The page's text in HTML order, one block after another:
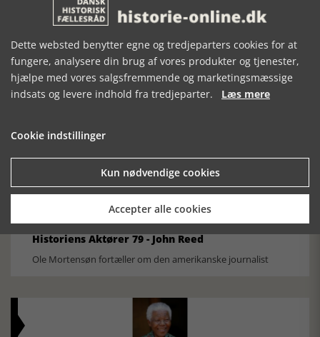
Historisk festival i Faaborg
Historiens Aktører 79 - John Reed
Ole Mortensøn fortæller om den amerikanske journalist
Dette websted benytter egne og tredjeparters cookies for at
fungere, analysere din brug af vores produkter og tjenester,
hjælpe med vores salgsfremmende og marketingsmæssige
indsats og levere indhold fra tredjeparter. Læs mere
Cookie indstillinger
Kun nødvendige cookies
Accepter alle cookies